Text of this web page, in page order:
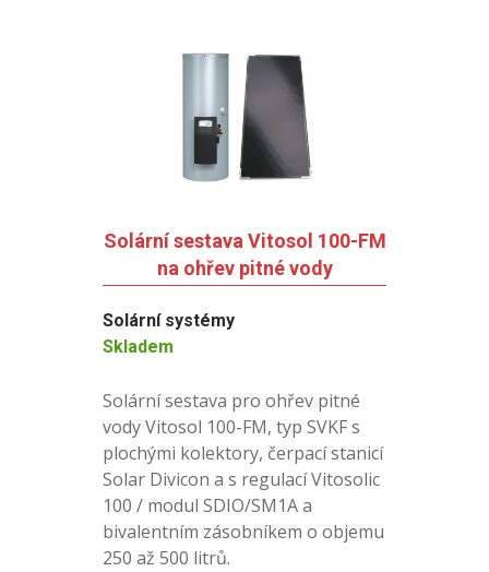
Solární sestava Vitosol 100-FM
na ohřev pitné vody
Solární systémy
Skladem
Solární sestava pro ohřev pitné
vody Vitosol 100-FM, typ SVKF s
plochými kolektory, čerpací stanicí
Solar Divicon a s regulací Vitosolic
100 / modul SDIO/SM1A a
bivalentním zásobníkem o objemu
250 až 500 litrů.